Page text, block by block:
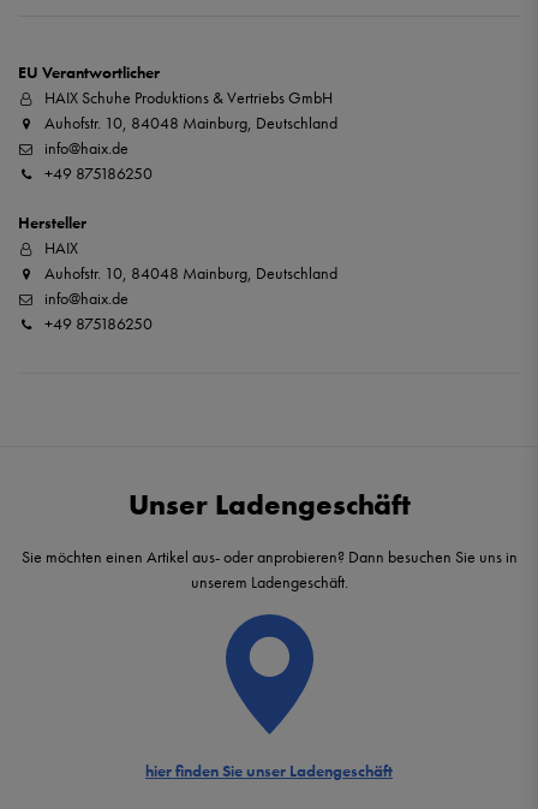
EU Verantwortlicher
HAIX Schuhe Produktions & Vertriebs GmbH
Auhofstr. 10, 84048 Mainburg, Deutschland
info@haix.de
+49 875186250
Hersteller
HAIX
Auhofstr. 10, 84048 Mainburg, Deutschland
info@haix.de
+49 875186250
Unser Ladengeschäft
Sie möchten einen Artikel aus- oder anprobieren? Dann besuchen Sie uns in
unserem Ladengeschäft.
hier finden Sie unser Ladengeschäft